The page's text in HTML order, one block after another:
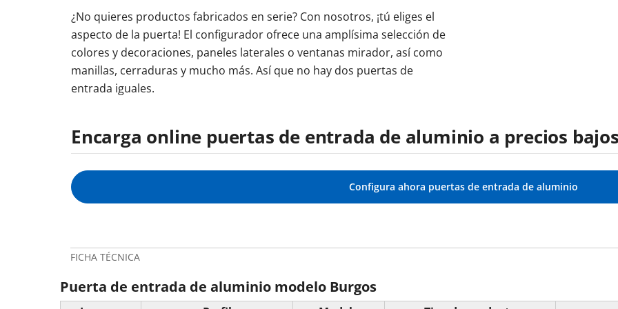
¿No quieres productos fabricados en serie? Con nosotros, ¡tú eliges el
aspecto de la puerta! El configurador ofrece una amplísima selección de
colores y decoraciones, paneles laterales o ventanas mirador, así como
manillas, cerraduras y mucho más. Así que no hay dos puertas de
entrada iguales.
Encarga online puertas de entrada de aluminio a precios
Configura ahora puertas de entrada de aluminio
FICHA TÉCNICA
Puerta de entrada de aluminio modelo Burgos